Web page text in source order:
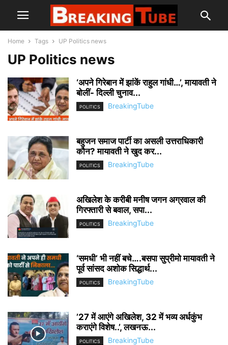
Home Tags UP Politics news
UP Politics news
‘अपने गिरेबान में झांकें राहुल गांधी…’, मायावती ने
बोलीं- दिल्ली चुनाव...
POLITICS BreakingTube
बहुजन समाज पार्टी का असली उत्तराधिकारी
कौन? मायावती ने खुद कर...
POLITICS BreakingTube
अखिलेश के करीबी मनीष जगन अग्रवाल की
गिरफ्तारी से बवाल, सपा...
POLITICS BreakingTube
‘समधी’ भी नहीं बचे….बसपा सुप्रीमो मायावती ने
पूर्व सांसद अशोक सिद्धार्थ...
POLITICS BreakingTube
’27 में आएंगे अखिलेश, 32 में भव्य अर्धकुंभ
कराएंगे विशेष..’, लखनऊ...
POLITICS BreakingTube